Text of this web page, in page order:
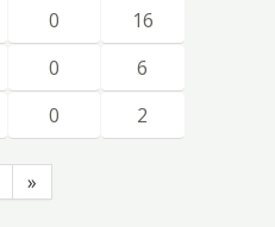
0
16
0
6
0 2
»